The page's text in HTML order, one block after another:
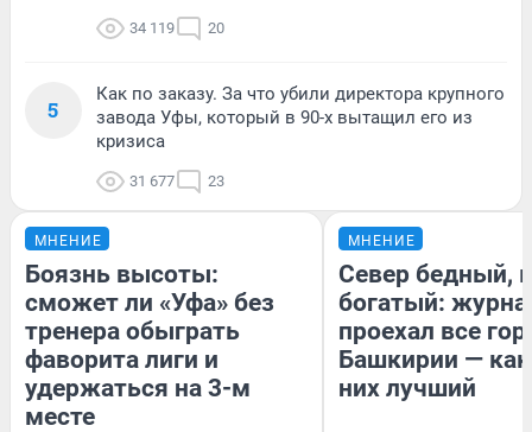
34 119 20
5
Как по заказу. За что убили директора крупного
завода Уфы, который в 90-х вытащил его из
кризиса
31 677 23
МНЕНИЕ
Боязнь высоты:
сможет ли «Уфа» без
тренера обыграть
фаворита лиги и
удержаться на 3-м
месте
МНЕНИЕ
Север бедный,
богатый:
проехал все
Башкирии —
них лучший